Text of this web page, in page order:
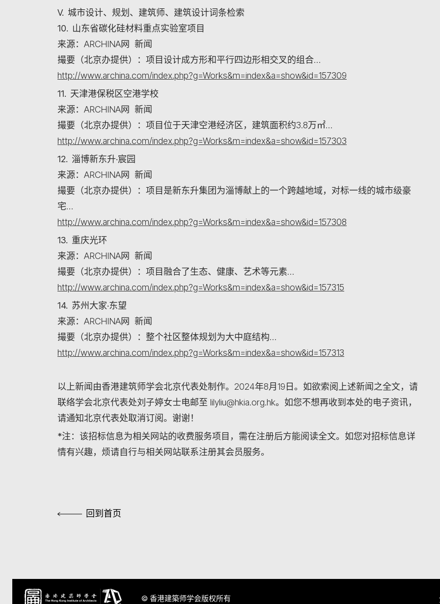
V. 城市设计、规划、建筑师、建筑设计词条检索
10. 山东省碳化硅材料重点实验室项目
来源：ARCHINA网 新闻
撮要（北京办提供）：项目设计成方形和平行四边形相交叉的组合…
http://www.archina.com/index.php?g=Works&m=index&a=show&id=157309
11. 天津港保税区空港学校
来源：ARCHINA网 新闻
撮要（北京办提供）：项目位于天津空港经济区，建筑面积约3.8万㎡…
http://www.archina.com/index.php?g=Works&m=index&a=show&id=157303
12. 淄博新东升·宸园
来源：ARCHINA网 新闻
撮要（北京办提供）：项目是新东升集团为淄博献上的一个跨越地域，对标一线的城市级豪
宅…
http://www.archina.com/index.php?g=Works&m=index&a=show&id=157308
13. 重庆光环
来源：ARCHINA网 新闻
撮要（北京办提供）：项目融合了生态、健康、艺术等元素…
http://www.archina.com/index.php?g=Works&m=index&a=show&id=157315
14. 苏州大家·东望
来源：ARCHINA网 新闻
撮要（北京办提供）：整个社区整体规划为大中庭结构…
http://www.archina.com/index.php?g=Works&m=index&a=show&id=157313
以上新闻由香港建筑师学会北京代表处制作。2024年8月19日。如欲索阅上述新闻之全文，请
联络学会北京代表处刘子婷女士电邮至 lilyliu@hkia.org.hk。如您不想再收到本处的电子资讯，
请通知北京代表处取消订阅。谢谢！
*注：该招标信息为相关网站的收费服务项目，需在注册后方能阅读全文。如您对招标信息详
情有兴趣，烦请自行与相关网站联系注册其会员服务。
回到首页
© 香港建築师学会版权所有